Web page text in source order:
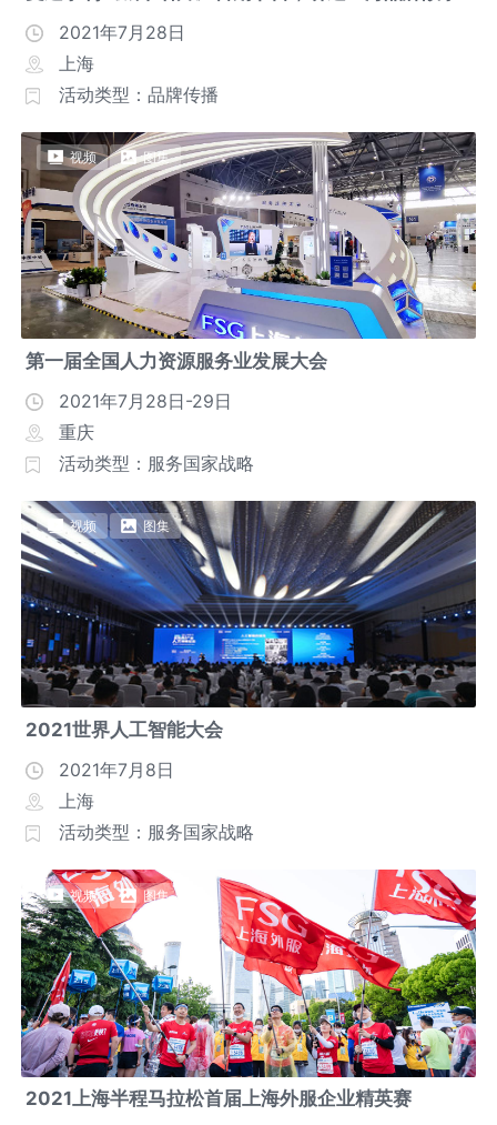
2021年7月28日
上海
活动类型：品牌传播
视频 图集
第一届全国人力资源服务业发展大会
2021年7月28日-29日
重庆
活动类型：服务国家战略
视频 图集
2021世界人工智能大会
2021年7月8日
上海
活动类型：服务国家战略
视频 图集
2021上海半程马拉松首届上海外服企业精英赛